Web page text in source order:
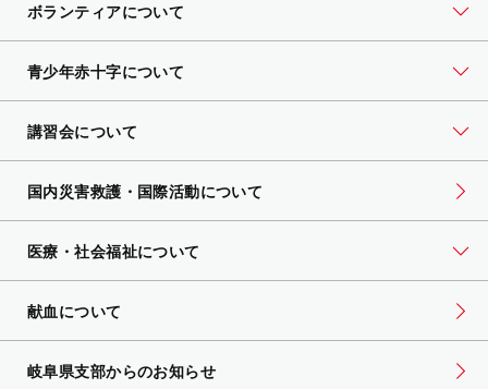
ボランティアについて
青少年赤十字について
講習会について
国内災害救護・国際活動について
医療・社会福祉について
献血について
岐阜県支部からのお知らせ